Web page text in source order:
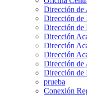
Dirección de
Dirección de
Dirección de
Dirección
Dirección
Dirección
Dirección de
Dirección de
prueba
Conexión